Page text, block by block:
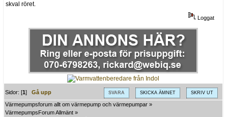
skval röret.
Loggat
SVARA SKICKA ÄMNET SKRIV UT
Sidor: [1]Gå upp
Värmepumpsforum allt om värmepump och värmepumpar »
VärmepumpsForum Allmänt »